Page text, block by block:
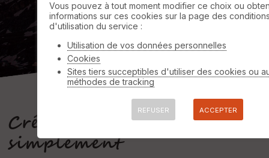
Créez vos itinéraires GPS
simplement
Vous pouvez à tout moment modifier ce choix ou
informations sur ces cookies sur la page des
d'utilisation du service :
Utilisation de vos données personnelles
Cookies
Sites tiers succeptibles d'utiliser des cookies ou
méthodes de tracking
REFUSER ACCEPTER